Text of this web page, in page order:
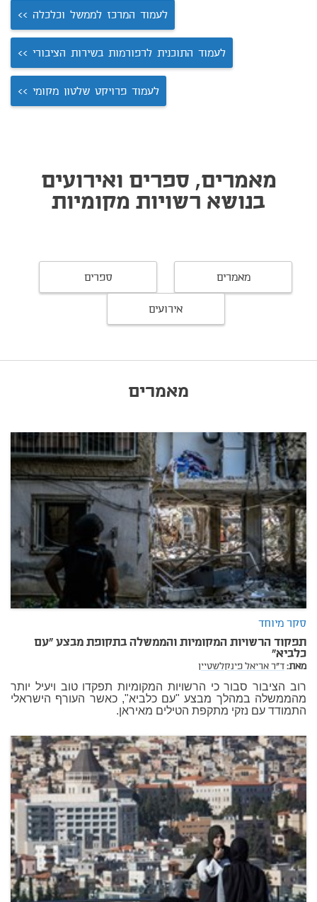
לעמוד המרכז לממשל וכלכלה >>
לעמוד התוכנית לרפורמות בשירות הציבורי >>
לעמוד פרויקט שלטון מקומי >>
מאמרים, ספרים ואירועים
בנושא רשויות מקומיות
מאמרים ספרים
אירועים
מאמרים
סקר מיוחד
תפקוד הרשויות המקומיות והממשלה בתקופת מבצע "עם
כלביא"
מאת:ד"ר אריאל פינקלשטיין
רוב הציבור סבור כי הרשויות המקומיות תפקדו טוב ויעיל יותר
מהממשלה במהלך מבצע "עם כלביא", כאשר העורף הישראלי
התמודד עם נזקי מתקפת הטילים מאיראן.